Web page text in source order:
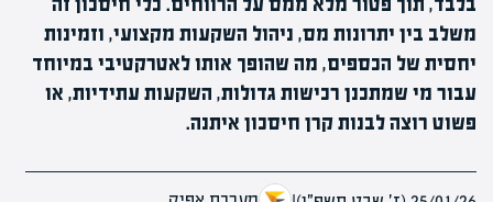
משלב בין יתרונות מס, ניהול השקעות מקצועי, וזמינות
יחסית של הכספים, מה שהופך אותו לאטרקטיבי במיוחד
עבור מי שמתכנן רכישות גדולות, השקעות עתידיות, או
פשוט רוצה לבנות קרן חיסכון איתנה.